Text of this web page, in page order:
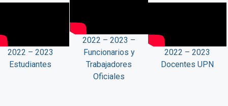
2022 – 2023
Estudiantes
2022 – 2023 –
Funcionarios y
Trabajadores
Oficiales
2022 – 2023
Docentes UPN